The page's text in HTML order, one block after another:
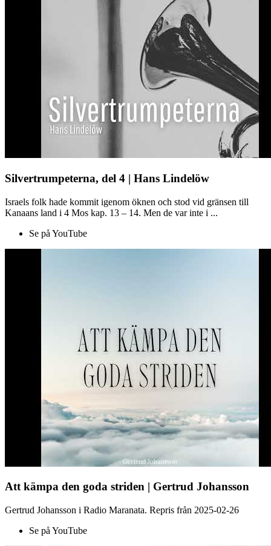
Silvertrumpeterna, del 4 | Hans Lindelöw
Israels folk hade kommit igenom öknen och stod vid gränsen till
Kanaans land i 4 Mos kap. 13 – 14. Men de var inte i ...
Se på YouTube
Att kämpa den goda striden | Gertrud Johansson
Gertrud Johansson i Radio Maranata. Repris från 2025-02-26
Se på YouTube